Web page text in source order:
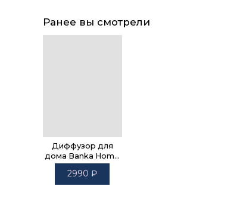
Ранее вы смотрели
Диффузор для
дома Banka Home
200 мл
2990 ₽